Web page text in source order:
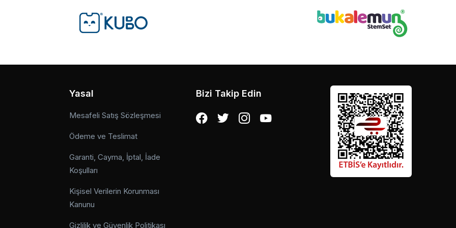
Yasal
Mesafeli Satış Sözleşmesi
Ödeme ve Teslimat
Garanti, Cayma, İptal, İade
Koşulları
Kişisel Verilerin Korunması
Kanunu
Gizlilik ve Güvenlik Politikası
Bizi Takip Edin